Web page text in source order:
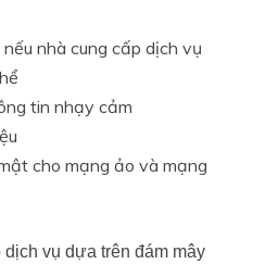
nhà cung cấp dịch vụ
tin nhạy cảm
cho mạng ảo và mạng
vụ dựa trên đám mây